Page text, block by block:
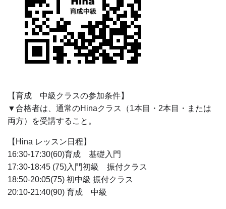
【育成 中級クラスの参加条件】
▼合格者は、通常のHinaクラス（1本目・2本目・または
両方）を受講すること。
【Hina レッスン日程】
16:30-17:30(60)育成 基礎入門
17:30-18:45 (75)入門初級 振付クラス
18:50-20:05(75) 初中級 振付クラス
20:10-21:40(90) 育成 中級